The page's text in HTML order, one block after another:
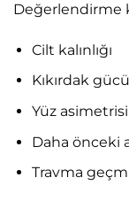
Değerlendirme
Cilt kalınlığı
Kıkırdak gücü
Yüz asimetrisi
Daha önceki
Travma